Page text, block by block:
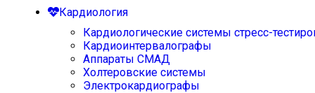
Кардиология
Кардиологические системы стресс-
Кардиоинтервалографы
Аппараты СМАД
Холтеровские системы
Электрокардиографы